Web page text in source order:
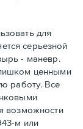
для
серьезной
- маневр.
ценными
работу. Все
возможности
м или